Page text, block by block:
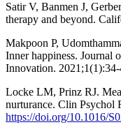
Satir V, Banmen J,
therapy and beyond.
Makpoon P,
Inner happiness. Journal
Innovation.
Locke LM, Prinz RJ.
nurturance. Clin Psychol
https://doi.org/10.1016/